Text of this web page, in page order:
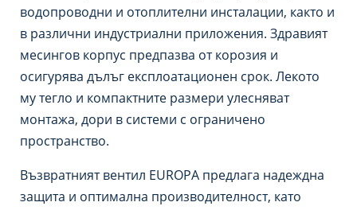
водопроводни и отоплителни инсталации, както и
в различни индустриални приложения. Здравият
месингов корпус предпазва от корозия и
осигурява дълъг експлоатационен срок. Лекото
му тегло и компактните размери улесняват
монтажа, дори в системи с ограничено
пространство.
Възвратният вентил EUROPA предлага надеждна
защита и оптимална производителност, като